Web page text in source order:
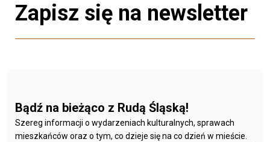
Zapisz się na newsletter
Bądź na bieżąco z Rudą Śląską!
Szereg informacji o wydarzeniach kulturalnych, sprawach
mieszkańców oraz o tym, co dzieje się na co dzień w mieście.